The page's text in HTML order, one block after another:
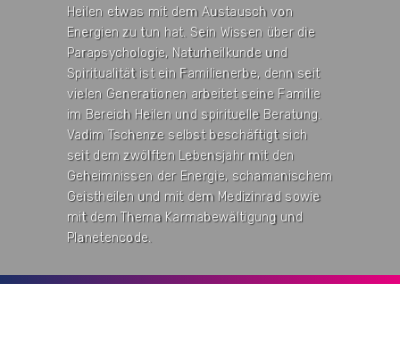
Heilen etwas mit dem Austausch von
Energien zu tun hat. Sein Wissen über die
Parapsychologie, Naturheilkunde und
Spiritualität ist ein Familienerbe, denn seit
vielen Generationen arbeitet seine Familie
im Bereich Heilen und spirituelle Beratung.
Vadim Tschenze selbst beschäftigt sich
seit dem zwölften Lebensjahr mit den
Geheimnissen der Energie, schamanischem
Geistheilen und mit dem Medizinrad sowie
mit dem Thema Karmabewältigung und
Planetencode.